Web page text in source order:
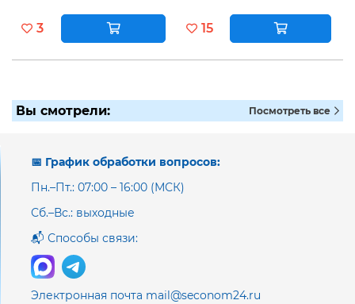
3 15
Вы смотрели: Посмотреть все
📅 График обработки вопросов:
Пн.–Пт.: 07:00 – 16:00 (МСК)
Сб.–Вс.: выходные
📬 Способы связи:
Электронная почта mail@seconom24.ru